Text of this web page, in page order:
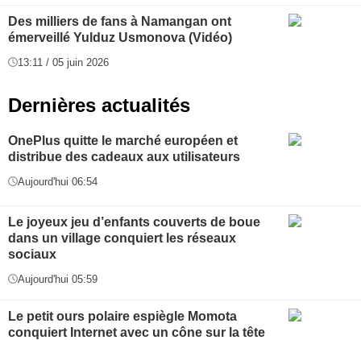
Des milliers de fans à Namangan ont
émerveillé Yulduz Usmonova (Vidéo)
13:11 / 05 juin 2026
Dernières actualités
OnePlus quitte le marché européen et
distribue des cadeaux aux utilisateurs
Aujourd'hui 06:54
Le joyeux jeu d’enfants couverts de boue
dans un village conquiert les réseaux
sociaux
Aujourd'hui 05:59
Le petit ours polaire espiègle Momota
conquiert Internet avec un cône sur la tête